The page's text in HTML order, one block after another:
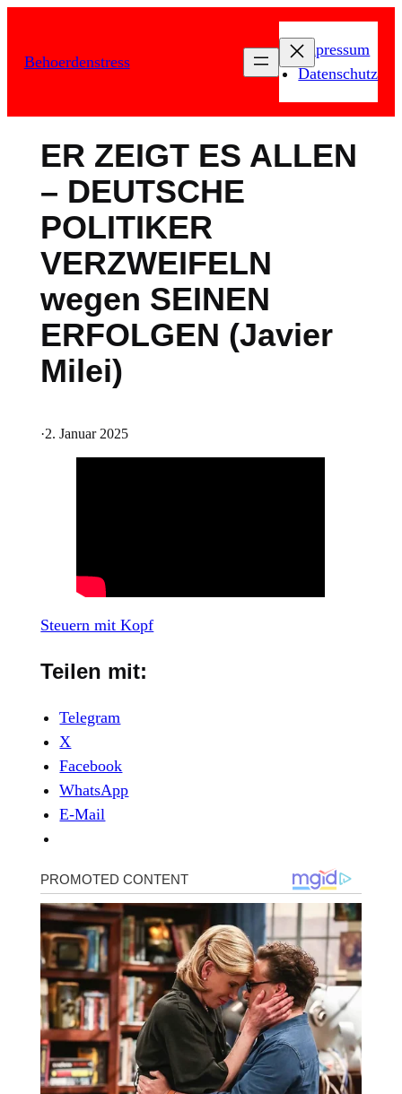
springen
Behoerdenstress
Impressum
Datenschutz
ER ZEIGT ES ALLEN
– DEUTSCHE
POLITIKER
VERZWEIFELN
wegen SEINEN
ERFOLGEN (Javier
Milei)
·2. Januar 2025
Steuern mit Kopf
Teilen mit:
Telegram
X
Facebook
WhatsApp
E-Mail